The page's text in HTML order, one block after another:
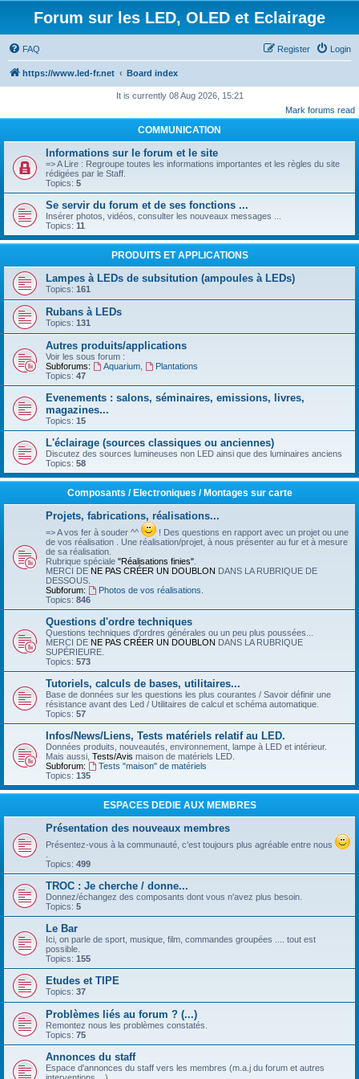
Forum sur les LED, OLED et Eclairage
FAQ Login
Register
https://www.led-fr.net Board index
It is currently 08 Aug 2026, 15:21
Mark forums read
COMMUNICATION
Informations sur le forum et le site
=> A Lire : Regroupe toutes les informations importantes et les règles du site
rédigées par le Staff.
Topics: 5
Se servir du forum et de ses fonctions ...
Insérer photos, vidéos, consulter les nouveaux messages ...
Topics: 11
PRODUITS ET APPLICATIONS
Lampes à LEDs de subsitution (ampoules à LEDs)
Topics: 161
Rubans à LEDs
Topics: 131
Autres produits/applications
Voir les sous forum :
Subforums:
Aquarium,
Plantations
Topics: 47
Evenements : salons, séminaires, emissions, livres,
magazines...
Topics: 15
L'éclairage (sources classiques ou anciennes)
Discutez des sources lumineuses non LED ainsi que des luminaires anciens
Topics: 58
Composants / Electroniques / Montages sur carte
Projets, fabrications, réalisations...
=> A vos fer à souder ^^
! Des questions en rapport avec un projet ou une
de vos réalisation . Une réalisation/projet, à nous présenter au fur et à mesure
de sa réalisation.
Rubrique spéciale "Réalisations finies"
MERCI DE NE PAS CRÉER UN DOUBLON DANS LA RUBRIQUE DE
DESSOUS.
Subforum:
Photos de vos réalisations.
Topics: 846
Questions d'ordre techniques
Questions techniques d'ordres générales ou un peu plus poussées...
MERCI DE NE PAS CRÉER UN DOUBLON DANS LA RUBRIQUE
SUPÉRIEURE.
Topics: 573
Tutoriels, calculs de bases, utilitaires...
Base de données sur les questions les plus courantes / Savoir définir une
résistance avant des Led / Utilitaires de calcul et schéma automatique.
Topics: 57
Infos/News/Liens, Tests matériels relatif au LED.
Données produits, nouveautés, environnement, lampe à LED et intérieur.
Mais aussi, Tests/Avis maison de matériels LED.
Subforum:
Tests "maison" de matériels
Topics: 135
ESPACES DEDIE AUX MEMBRES
Présentation des nouveaux membres
Présentez-vous à la communauté, c'est toujours plus agréable entre nous
Topics: 499
TROC : Je cherche / donne...
Donnez/échangez des composants dont vous n'avez plus besoin.
Topics: 5
Le Bar
Ici, on parle de sport, musique, film, commandes groupées .... tout est
possible.
Topics: 155
Etudes et TIPE
Topics: 37
Problèmes liés au forum ? (...)
Remontez nous les problèmes constatés.
Topics: 75
Annonces du staff
Espace d'annonces du staff vers les membres (m.a.j du forum et autres